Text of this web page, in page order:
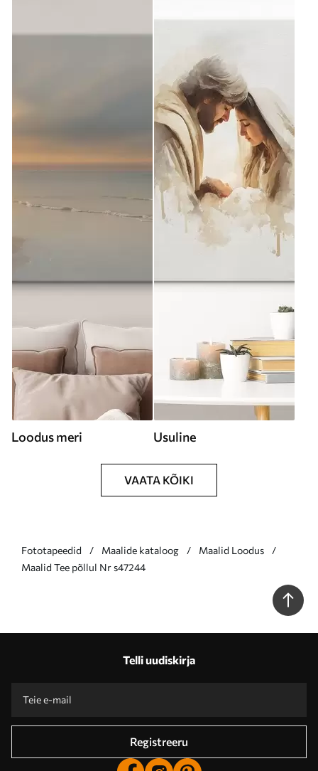
Loodus meri Usuline
VAATA KÕIKI
Fototapeedid Maalide kataloog
Maalid Loodus
Maalid Tee põllul Nr s47244
Telli uudiskirja
Registreeru